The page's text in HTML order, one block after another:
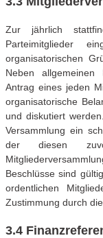
Zur jährlich
Parteimitglieder
organisatorischen
Neben
Antrag eines jeden
organisatorische
und diskutiert
Versammlung ein
der diesen
Beschlüsse sind
ordentlichen
Zustimmung durch
3.4